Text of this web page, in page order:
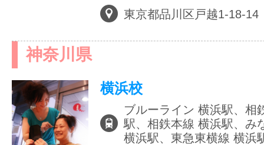
東京都品川区戸越1-18-14
神奈川県
横浜校
ブルーライン 横浜駅、相
駅、相鉄本線 横浜駅、み
横浜駅、東急東横線 横浜